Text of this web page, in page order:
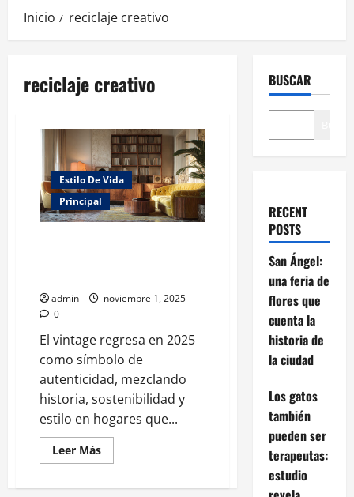
Inicio reciclaje creativo
reciclaje creativo
Estilo De Vida
Principal
admin
noviembre 1, 2025
0
El vintage regresa en 2025
como símbolo de
autenticidad, mezclando
historia, sostenibilidad y
estilo en hogares que...
Leer MásLeer
más
Ecos
BUSCAR
RECENT
POSTS
San Ángel:
una feria de
flores que
cuenta la
historia de
la ciudad
Los gatos
también
pueden ser
terapeutas:
estudio